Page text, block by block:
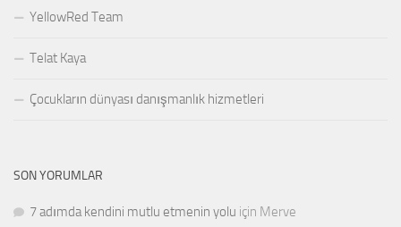
YellowRed Team
Telat Kaya
Çocukların dünyası danışmanlık hizmetleri
SON YORUMLAR
7 adımda kendini mutlu etmenin yolu için Merve